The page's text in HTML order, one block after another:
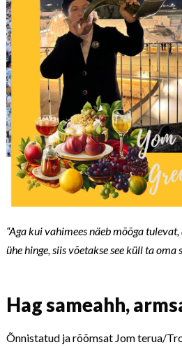
“Aga kui vahimees näeb mõõga
ühe hinge, siis võetakse see küll ta
Hag sameahh,
Õnnistatud ja rõõmsat Jom terua/